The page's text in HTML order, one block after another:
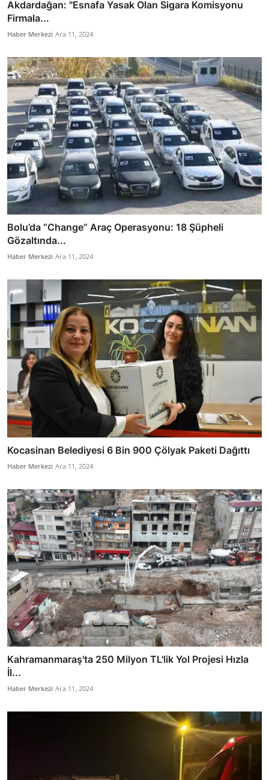
Akdardağan: "Esnafa Yasak Olan Sigara Komisyonu
Firmala...
Haber Merkezi Ara 11, 2024
Bolu’da “Change” Araç Operasyonu: 18 Şüpheli
Gözaltında...
Haber Merkezi Ara 11, 2024
Kocasinan Belediyesi 6 Bin 900 Çölyak Paketi Dağıttı
Haber Merkezi Ara 11, 2024
Kahramanmaraş'ta 250 Milyon TL'lik Yol Projesi Hızla
İl...
Haber Merkezi Ara 11, 2024